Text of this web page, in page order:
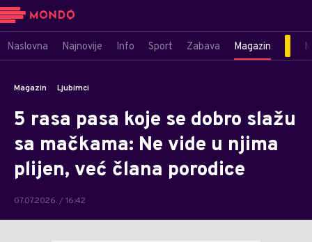
Naslovna Najnovije Info Sport Zabava Magazin
Magazin Ljubimci
5 rasa pasa koje se dobro slažu
sa mačkama: Ne vide u njima
plijen, već člana porodice
07.07.2026. / 16:42